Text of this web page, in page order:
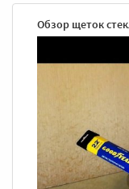
Обзор щеток